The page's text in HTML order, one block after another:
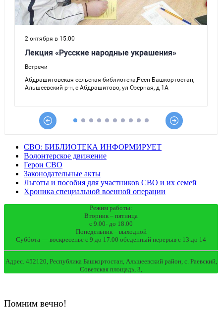
СВО: БИБЛИОТЕКА ИНФОРМИРУЕТ
Волонтерское движение
Герои СВО
Законодательные акты
Льготы и пособия для участников СВО и их семей
Хроника специальной военной операции
Режим работы:
Вторник – пятница
с 9.00- до 18.00
Понедельник – выходной
Суббота — воскресенье с 9 до 17.00 обеденный перерыв с 13.до 14
Адрес. 452120, Республика Башкортостан, Альшеевский район, с. Раевский,
Советская площадь, 3,
Помним вечно!